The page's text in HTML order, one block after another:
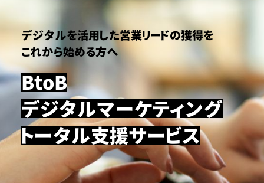
デジタルを活用した営業リードの獲得を
これから始める方へ
BtoB
デジタルマーケティング
トータル支援サービス